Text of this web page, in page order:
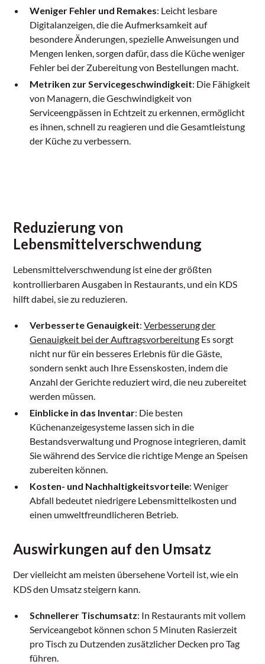
Weniger Fehler und Remakes: Leicht lesbare
Digitalanzeigen, die die Aufmerksamkeit auf
besondere Änderungen, spezielle Anweisungen und
Mengen lenken, sorgen dafür, dass die Küche weniger
Fehler bei der Zubereitung von Bestellungen macht.
Metriken zur Servicegeschwindigkeit: Die Fähigkeit
von Managern, die Geschwindigkeit von
Serviceengpässen in Echtzeit zu erkennen, ermöglicht
es ihnen, schnell zu reagieren und die Gesamtleistung
der Küche zu verbessern.
Reduzierung von
Lebensmittelverschwendung
Lebensmittelverschwendung ist eine der größten
kontrollierbaren Ausgaben in Restaurants, und ein KDS
hilft dabei, sie zu reduzieren.
Verbesserte Genauigkeit:Verbesserung der
Genauigkeit bei der Auftragsvorbereitung Es sorgt
nicht nur für ein besseres Erlebnis für die Gäste,
sondern senkt auch Ihre Essenskosten, indem die
Anzahl der Gerichte reduziert wird, die neu zubereitet
werden müssen.
Einblicke in das Inventar: Die besten
Küchenanzeigesysteme lassen sich in die
Bestandsverwaltung und Prognose integrieren, damit
Sie während des Service die richtige Menge an Speisen
zubereiten können.
Kosten- und Nachhaltigkeitsvorteile: Weniger
Abfall bedeutet niedrigere Lebensmittelkosten und
einen umweltfreundlicheren Betrieb.
Auswirkungen auf den Umsatz
Der vielleicht am meisten übersehene Vorteil ist, wie ein
KDS den Umsatz steigern kann.
Schnellerer Tischumsatz: In Restaurants mit vollem
Serviceangebot können schon 5 Minuten Rasierzeit
pro Tisch zu Dutzenden zusätzlicher Decken pro Tag
führen.